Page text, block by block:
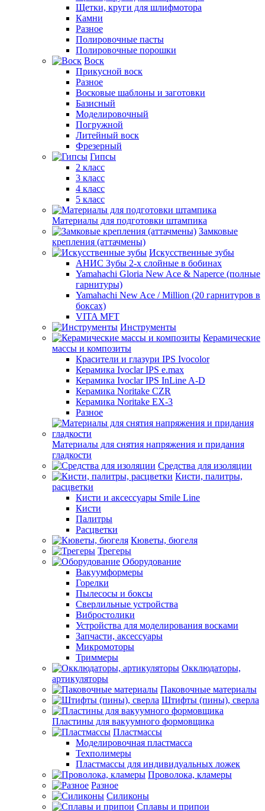
Щетки, круги для шлифмотора
Камни
Разное
Полировочные пасты
Полировочные порошки
Воск
Прикусной воск
Разное
Восковые шаблоны и заготовки
Базисный
Моделировочный
Погружной
Литейный воск
Фрезерный
Гипсы
2 класс
3 класс
4 класс
5 класс
Материалы для подготовки штампика
Замковые
крепления (аттачмены)
Искусственные зубы
АНИС Зубы 2-х слойные в бобинах
Yamahachi Gloria New Ace & Naperce (полные
гарнитуры)
Yamahachi New Ace / Million (20 гарнитуров в
боксах)
VITA MFT
Инструменты
Керамические
массы и композиты
Красители и глазури IPS Ivocolor
Керамика Ivoclar IPS e.max
Керамика Ivoclar IPS InLine A-D
Керамика Noritake CZR
Керамика Noritake EX-3
Разное
Материалы для снятия напряжения и придания
гладкости
Средства для изоляции
Кисти, палитры,
расцветки
Кисти и аксессуары Smile Line
Кисти
Палитры
Расцветки
Кюветы, бюгеля
Трегеры
Оборудование
Вакуумформеры
Горелки
Пылесосы и боксы
Сверлильные устройства
Вибростолики
Устройства для моделирования восками
Запчасти, аксессуары
Микромоторы
Триммеры
Окклюдаторы,
артикуляторы
Паковочные материалы
Штифты (пины), сверла
Пластины для вакуумного формовщика
Пластмассы
Моделировочная пластмасса
Техполимеры
Пластмассы для индивидуальных ложек
Проволока, кламеры
Разное
Силиконы
Сплавы и припои